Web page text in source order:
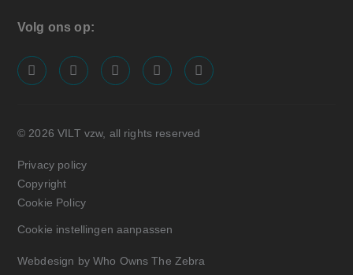
Volg ons op:
screenreader.visit us on our facebook page: https://
screenreader.visit us on our linkedin page:
screenreader.visit us on our
screenreader.visit us on our x
screenreader.visit us on
© 2026 VILT vzw, all rights reserved
Privacy policy
Copyright
Cookie Policy
Cookie instellingen aanpassen
Webdesign by Who Owns The Zebra